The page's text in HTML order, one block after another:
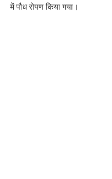
में पौध रोपण किया गया।